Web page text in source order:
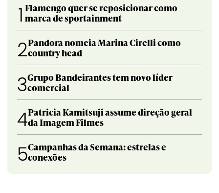
1 Flamengo quer se reposicionar como
marca de sportainment
2Pandora nomeia Marina Cirelli como
country head
3Grupo Bandeirantes tem novo líder
comercial
4Patricia Kamitsuji assume direção geral
da Imagem Filmes
5Campanhas da Semana: estrelas e
conexões